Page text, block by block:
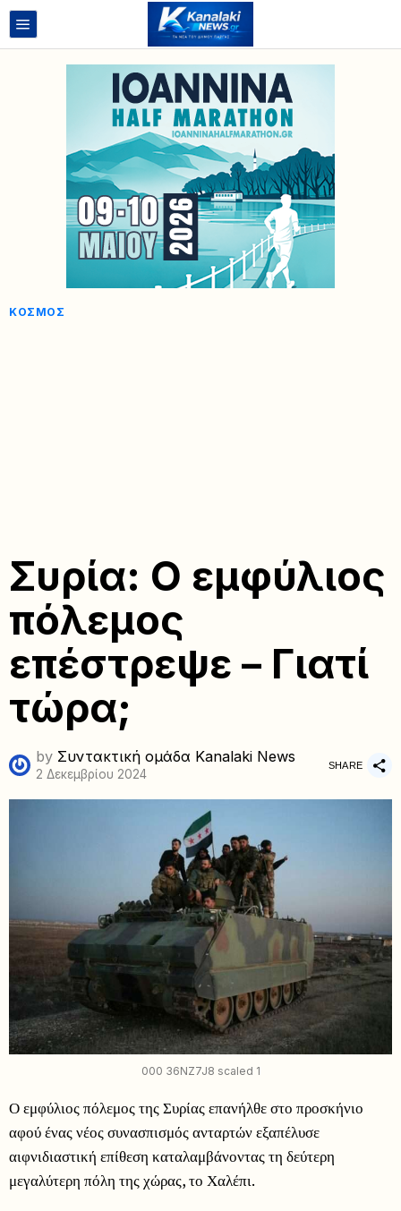
ΚΌΣΜΟΣ
Συρία: Ο εμφύλιος
πόλεμος
επέστρεψε – Γιατί
τώρα;
by Συντακτική ομάδα Kanalaki News
2 Δεκεμβρίου 2024
SHARE
000 36NZ7J8 scaled 1
Ο εμφύλιος πόλεμος της Συρίας επανήλθε στο προσκήνιο
αφού ένας νέος συνασπισμός ανταρτών εξαπέλυσε
αιφνιδιαστική επίθεση καταλαμβάνοντας τη δεύτερη
μεγαλύτερη πόλη της χώρας, το Χαλέπι.